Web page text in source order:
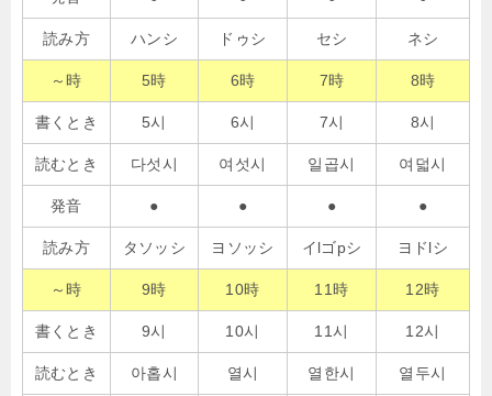
読み方 ハンシ ドゥシ セシ ネシ
～時 5時 6時 7時 8時
書くとき 5시 6시 7시 8시
読むとき 다섯시 여섯시 일곱시 여덟시
発音 ● ● ● ●
読み方 タソッシ ヨソッシ イlゴpシ ヨドlシ
～時 9時 10時 11時 12時
書くとき 9시 10시 11시 12시
読むとき 아홉시 열시 열한시 열두시